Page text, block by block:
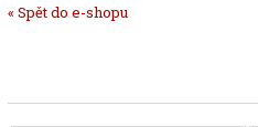
« Spět do e-shopu